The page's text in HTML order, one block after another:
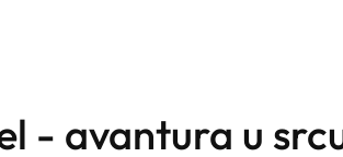
- avantura u